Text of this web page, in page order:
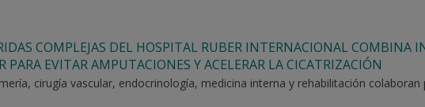
COMPLEJAS DEL HOSPITAL RUBER INTERNACIONAL COMBINA
EVITAR AMPUTACIONES Y ACELERAR LA CICATRIZACIÓN
cirugía vascular, endocrinología, medicina interna y rehabilitación